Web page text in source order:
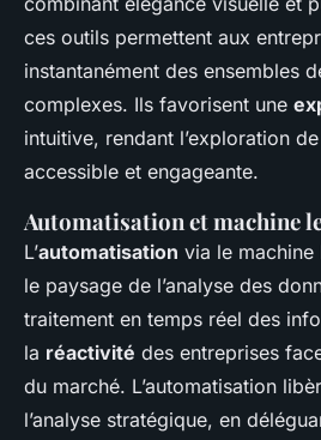
ces outils permettent aux
instantanément des ensembles
complexes. Ils favorisent une
intuitive, rendant l’exploration
accessible et engageante.
Automatisation et machine
L’automatisation via le
le paysage de l’analyse des
traitement en temps réel des
la réactivité des entreprises
du marché. L’automatisation
l’analyse stratégique, en